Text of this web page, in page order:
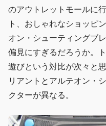
のアウトレットモールに
ト、おしゃれなショッピ
オン・シューティングブ
偏見にすぎるだろうか。
遊びという対比が次々と
リアントとアルテオン・
クターが異なる。